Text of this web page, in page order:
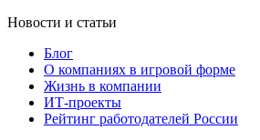
Новости и статьи
Блог
О компаниях в игровой форме
Жизнь в компании
ИТ-проекты
Рейтинг работодателей России